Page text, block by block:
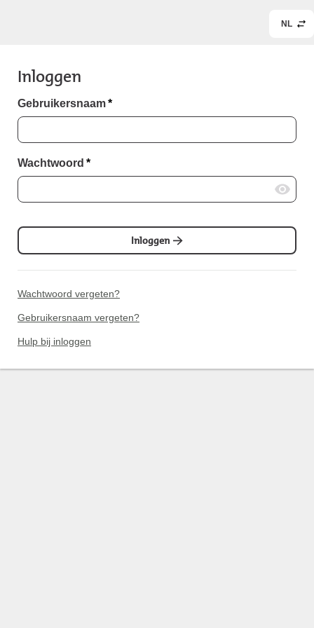
NL
Inloggen
Gebruikersnaam*
Wachtwoord *
Inloggen
Wachtwoord vergeten?
Gebruikersnaam vergeten?
Hulp bij inloggen